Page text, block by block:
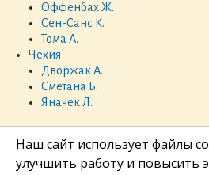
Оффенбах Ж.
Сен-Санс К.
Тома А.
Чехия
Дворжак А.
Сметана Б.
Яначек Л.
Наш сайт использует файлы
улучшить работу и повысить